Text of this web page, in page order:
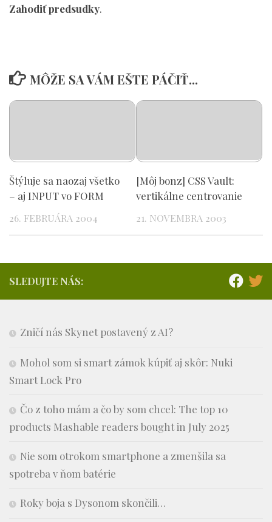
Zahodiť predsudky.
MÔŽE SA VÁM EŠTE PÁČIŤ...
Štýluje sa naozaj všetko
– aj INPUT vo FORM
26. FEBRUÁRA 2004
[Môj bonz] CSS Vault:
vertikálne centrovanie
21. NOVEMBRA 2003
SLEDUJTE NÁS:
Zničí nás Skynet postavený z AI?
Mohol som si smart zámok kúpiť aj skôr: Nuki
Smart Lock Pro
Čo z toho mám a čo by som chcel: The top 10
products Mashable readers bought in July 2025
Nie som otrokom smartphone a zmenšila sa
spotreba v ňom batérie
Roky boja s Dysonom skončili…